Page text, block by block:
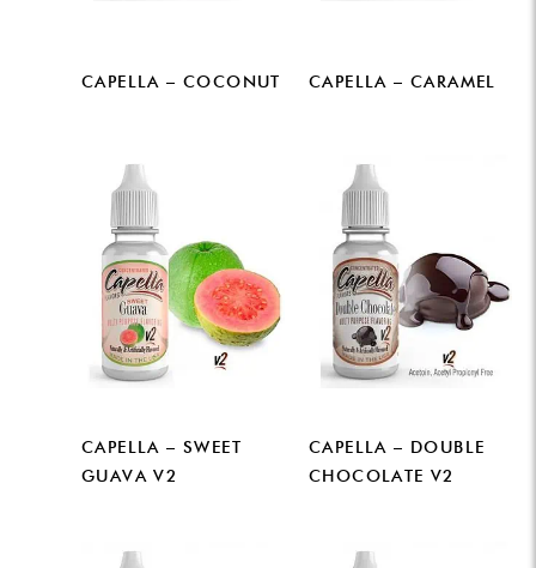
CAPELLA – COCONUT CAPELLA – CARAMEL
CAPELLA – SWEET
GUAVA V2
CAPELLA – DOUBLE
CHOCOLATE V2